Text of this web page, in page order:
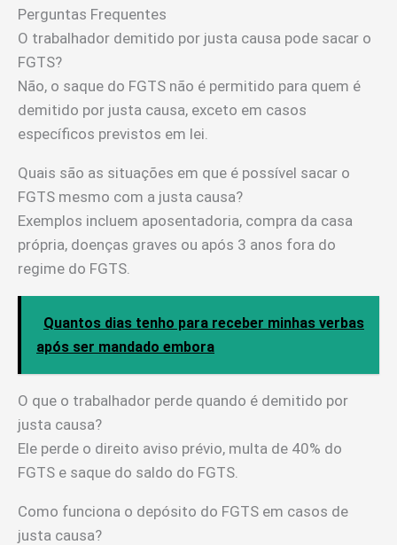
Perguntas Frequentes
O trabalhador demitido por justa causa pode sacar o
FGTS?
Não, o saque do FGTS não é permitido para quem é
demitido por justa causa, exceto em casos
específicos previstos em lei.
Quais são as situações em que é possível sacar o
FGTS mesmo com a justa causa?
Exemplos incluem aposentadoria, compra da casa
própria, doenças graves ou após 3 anos fora do
regime do FGTS.
Quantos dias tenho para receber minhas verbas
após ser mandado embora
O que o trabalhador perde quando é demitido por
justa causa?
Ele perde o direito aviso prévio, multa de 40% do
FGTS e saque do saldo do FGTS.
Como funciona o depósito do FGTS em casos de
justa causa?